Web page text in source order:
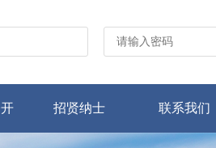
招贤纳士 联系我们